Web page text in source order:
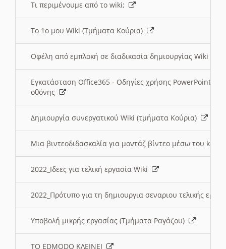
Τι περιμένουμε από το wiki;
Το 1ο μου Wiki (Τμήματα Κούρια)
Οφέλη από εμπλοκή σε διαδικασία δημιουργίας Wiki
Εγκατάσταση Office365 - Οδηγίες χρήσης PowerPoint
οθόνης
Δημιουργία συνεργατικού Wiki (τμήματα Κούρια)
Μια βιντεοδιδασκαλία για μοντάζ βίντεο μέσω του
2022_Ιδεες για τελική εργασία Wiki
2022_Πρότυπο για τη δημιουργια σεναριου τελικής
Υποβολή μικρής εργασίας (Τμήματα Ραγάζου)
ΤΟ EDMODO ΚΛΕΙΝΕΙ